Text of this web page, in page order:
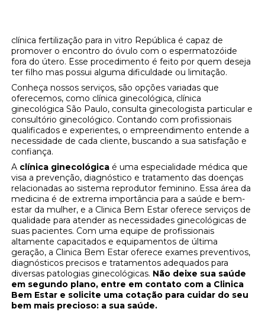
clínica fertilização para in vitro República é capaz de
promover o encontro do óvulo com o espermatozóide
fora do útero. Esse procedimento é feito por quem deseja
ter filho mas possui alguma dificuldade ou limitação.
Conheça nossos serviços, são opções variadas que
oferecemos, como clínica ginecológica, clínica
ginecológica São Paulo, consulta ginecologista particular e
consultório ginecológico. Contando com profissionais
qualificados e experientes, o empreendimento entende a
necessidade de cada cliente, buscando a sua satisfação e
confiança.
A clínica ginecológica é uma especialidade médica que
visa a prevenção, diagnóstico e tratamento das doenças
relacionadas ao sistema reprodutor feminino. Essa área da
medicina é de extrema importância para a saúde e bem-
estar da mulher, e a Clinica Bem Estar oferece serviços de
qualidade para atender as necessidades ginecológicas de
suas pacientes. Com uma equipe de profissionais
altamente capacitados e equipamentos de última
geração, a Clinica Bem Estar oferece exames preventivos,
diagnósticos precisos e tratamentos adequados para
diversas patologias ginecológicas. Não deixe sua saúde
em segundo plano, entre em contato com a Clinica
Bem Estar e solicite uma cotação para cuidar do seu
bem mais precioso: a sua saúde.